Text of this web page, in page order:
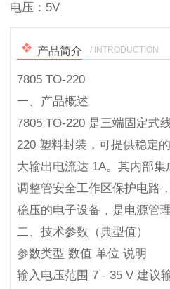
电压：5V
产品简介 / INTRODUCTION
7805 TO-220
一、产品概述
7805 TO-220 是三端固定式
220 塑料封装，可提供稳定
大输出电流达 1A。其内部
调整管安全工作区保护电路
稳压的电子设备，是电源管
二、技术参数（典型值）
参数类型 数值 单位 说明
输入电压范围 7 - 35 V 建议